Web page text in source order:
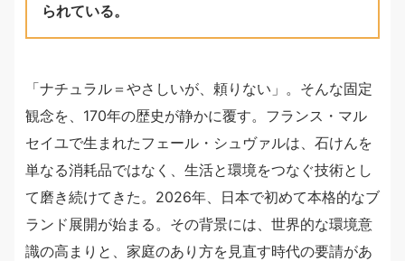
られている。
「ナチュラル＝やさしいが、頼りない」。そんな固定
観念を、170年の歴史が静かに覆す。フランス・マル
セイユで生まれたフェール・シュヴァルは、石けんを
単なる消耗品ではなく、生活と環境をつなぐ技術とし
て磨き続けてきた。2026年、日本で初めて本格的なブ
ランド展開が始まる。その背景には、世界的な環境意
識の高まりと、家庭のあり方を見直す時代の要請があ